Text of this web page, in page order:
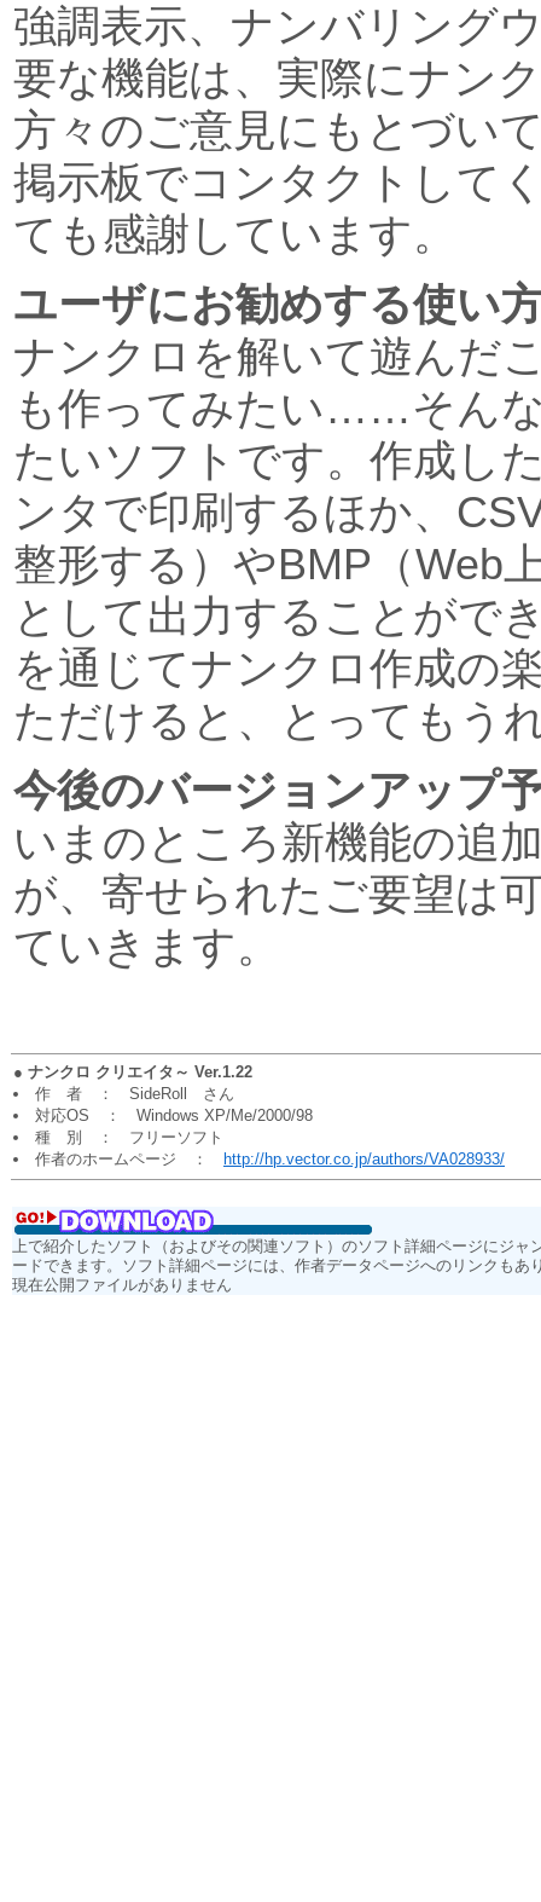
強調表示、ナンバリング
要な機能は、実際にナン
方々のご意見にもとづい
掲示板でコンタクトして
ても感謝しています。
ユーザにお勧めする使い
ナンクロを解いて遊んだ
も作ってみたい……そん
たいソフトです。作成し
ンタで印刷するほか、
整形する）やBMP（Web
として出力することがで
を通じてナンクロ作成の
ただけると、とってもう
今後のバージョンアップ
いまのところ新機能の追
が、寄せられたご要望は
ていきます。
● ナンクロ クリエイタ～ Ver.1.22
作 者 ： SideRoll さん
対応OS ： Windows XP/Me/2000/98
種 別 ： フリーソフト
作者のホームページ ：
http://hp.vector.co.jp/authors/VA028933/
上で紹介したソフト（およびその関連ソフト）のソフト詳細ページにジ
ードできます。ソフト詳細ページには、作者データページへのリンクもあ
現在公開ファイルがありません